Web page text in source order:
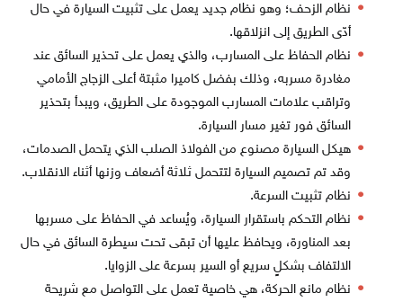
نظام الزحف؛ وهو نظام جديد يعمل على تثبيت السيارة في حال
أدّى الطريق إلى انزلاقها.
نظام الحفاظ على المسارب، والذي يعمل على تحذير السائق عند
مغادرة مسربه، وذلك بفضل كاميرا مثبتة أعلى الزجاج الأمامي
وتراقب علامات المسارب الموجودة على الطريق، ويبدأ بتحذير
السائق فور تغير مسار السيارة.
هيكل السيارة مصنوع من الفولاذ الصلب الذي يتحمل الصدمات،
وقد تم تصميم السيارة لتتحمل ثلاثة أضعاف وزنها أثناء الانقلاب.
نظام تثبيت السرعة.
نظام التحكم باستقرار السيارة، ويُساعد في الحفاظ على مسربها
بعد المناورة، ويحافظ عليها أن تبقى تحت سيطرة السائق في حال
الالتفاف بشكلٍ سريع أو السير بسرعة على الزوايا.
نظام مانع الحركة، هي خاصية تعمل على التواصل مع شريحة